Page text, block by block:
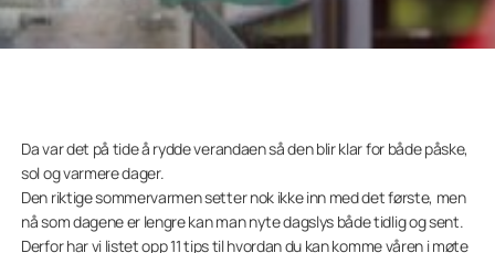
Da var det på tide å rydde verandaen så den blir klar for både påske,
sol og varmere dager.
Den riktige sommervarmen setter nok ikke inn med det første, men
nå som dagene er lengre kan man nyte dagslys både tidlig og sent.
Derfor har vi listet opp 11 tips til hvordan du kan komme våren i møte